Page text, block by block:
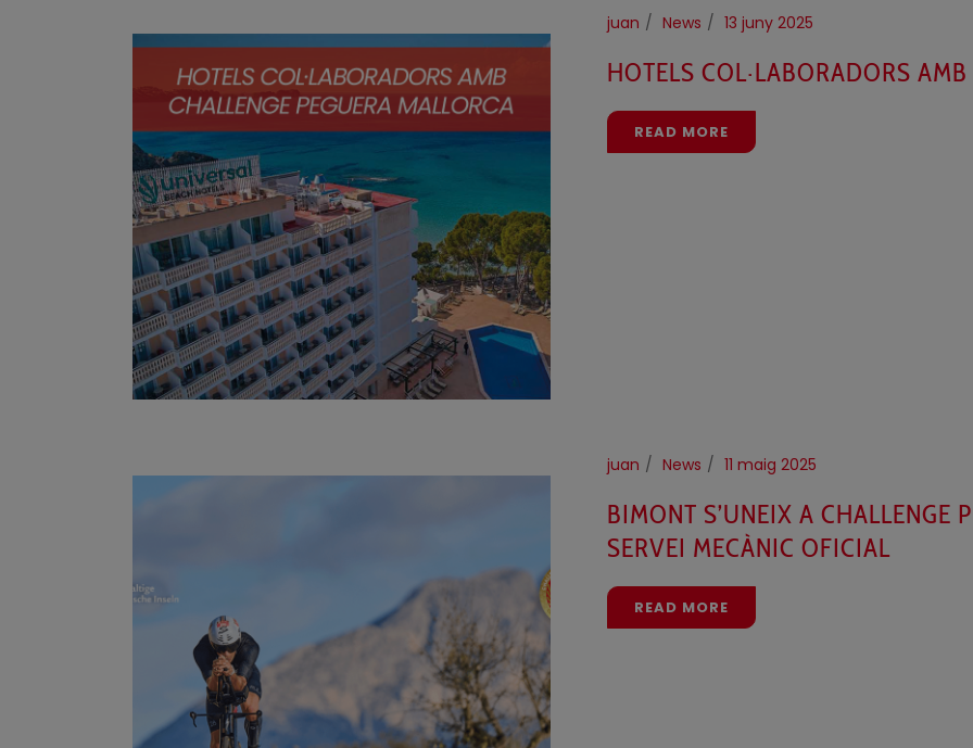
juan News 13 juny 2025
HOTELS COL·LABORADORS
READ MORE
juan News 11 maig 2025
BIMONT S’UNEIX A CHALLENGE
SERVEI MECÀNIC OFICIAL
READ MORE